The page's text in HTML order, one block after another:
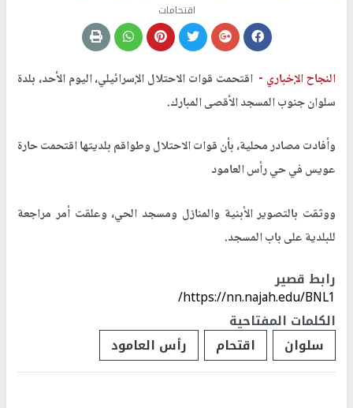
اقتحامات
النجاح الإخباري - اقتحمت قوات الاحتلال الإسرائيلي، اليوم الأحد، بلدة
سلوان جنوب المسجد الأقصى المبارك.
وأفادت مصادر محلية، بأن قوات الاحتلال وطواقم بلديتها اقتحمت حارة
عويس في حي رأس العامود
ووثقت بالتصوير الأبنية والمنازل ومسجد الحي، وعلقت أمر مراجعة
للبلدية على باب المسجد.
رابط قصير
https://nn.najah.edu/BNL1/
الكلمات المفتاحية
سلوان
اقتحام رأس العامود